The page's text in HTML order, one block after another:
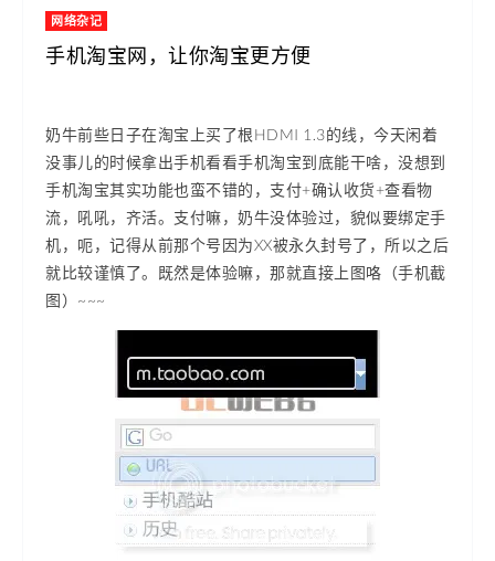
网络杂记
手机淘宝网，让你淘宝更方便
奶牛前些日子在淘宝上买了根HDMI 1.3的线，今天闲着
没事儿的时候拿出手机看看手机淘宝到底能干啥，没想到
手机淘宝其实功能也蛮不错的，支付+确认收货+查看物
流，吼吼，齐活。支付嘛，奶牛没体验过，貌似要绑定手
机，呃，记得从前那个号因为XX被永久封号了，所以之后
就比较谨慎了。既然是体验嘛，那就直接上图咯（手机截
图）~~~